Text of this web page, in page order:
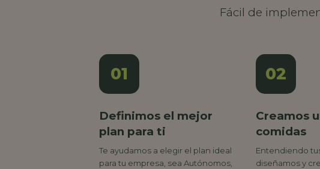
Fácil de
01 02
Definimos el mejor
plan para ti
Te ayudamos a elegir el plan ideal
para tu empresa, sea Autónomos,
Creamos
comidas
Entendiendo
diseñamos y